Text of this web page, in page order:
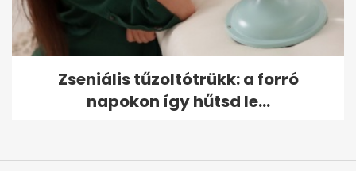
Zseniális tűzoltótrükk: a forró
napokon így hűtsd le...